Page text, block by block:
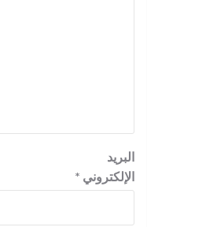
البريد
الإلكتروني *